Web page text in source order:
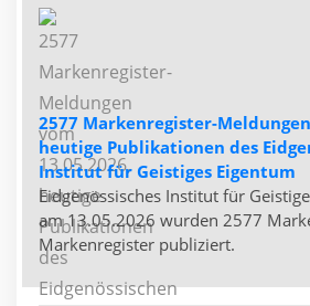
2577 Markenregister-
heutige Publikationen des
Institut für Geistiges Eigentum
Eidgenössisches Institut für
am 13.05.2026 wurden 2577
Markenregister publiziert.